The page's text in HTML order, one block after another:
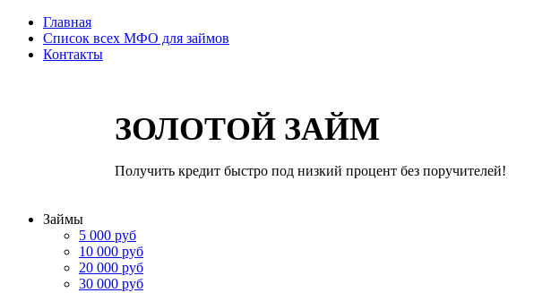
Главная
Список всех МФО для займов
Контакты
ЗОЛОТОЙ ЗАЙМ
Получить кредит быстро под низкий процент без поручителей!
Займы
5 000 руб
10 000 руб
20 000 руб
30 000 руб